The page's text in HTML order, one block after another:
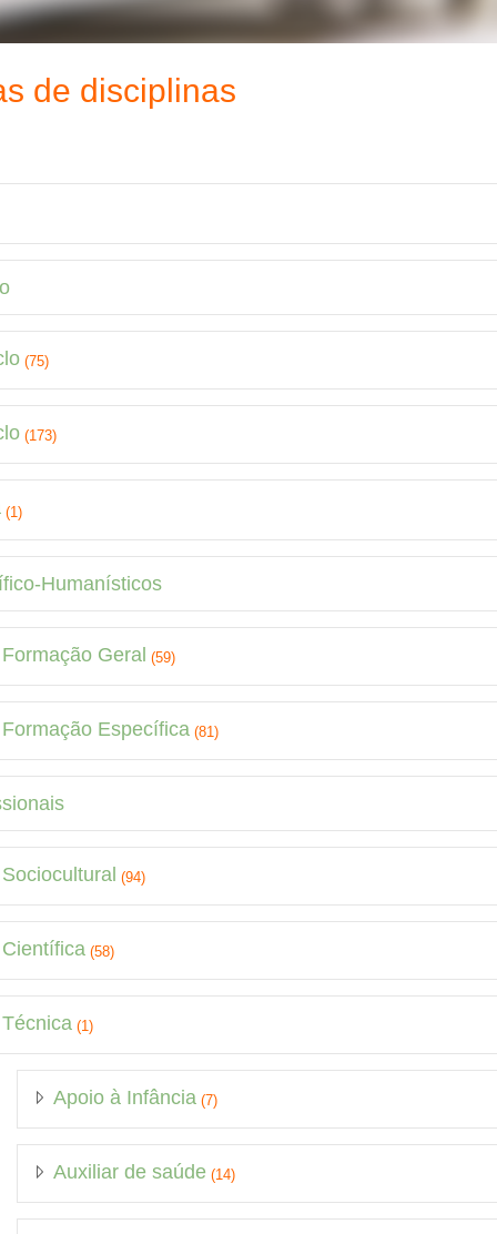
de disciplinas
(75)
(173)
(1)
Humanísticos
Formação Geral (59)
Formação Específica (81)
Sociocultural (94)
Científica (58)
Técnica (1)
Apoio à Infância (7)
Auxiliar de saúde (14)